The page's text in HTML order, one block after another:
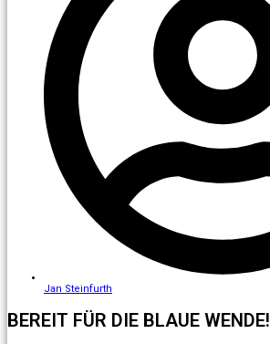
Jan Steinfurth
BEREIT FÜR DIE BLAUE WENDE!